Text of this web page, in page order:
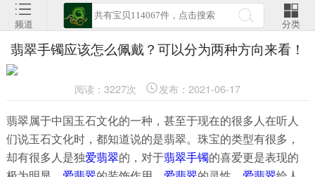
频道 分类
翡翠手镯应该怎么佩戴？可以分为两种方向来看！
阅读：3227次 发布：2021-06-17
翡翠属于中国玉石文化的一种，甚至于现在的很多人在听人
们说玉石文化时，都知道说的是翡翠。珠宝的类型有很多，
却有很多人是独爱翡翠的，对于翡翠手镯的喜爱更是表现的